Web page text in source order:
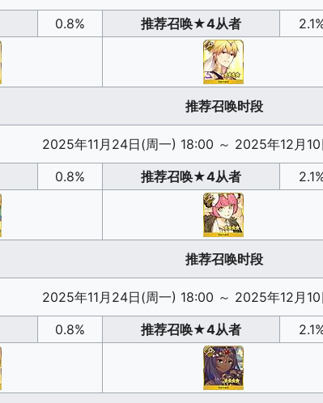
0.8% 推荐召唤★4从者
推荐召唤时段
2025年11月24日(周一) 18:00 ～ 2025年12月
0.8% 推荐召唤★4从者
推荐召唤时段
2025年11月24日(周一) 18:00 ～ 2025年12月
0.8% 推荐召唤★4从者